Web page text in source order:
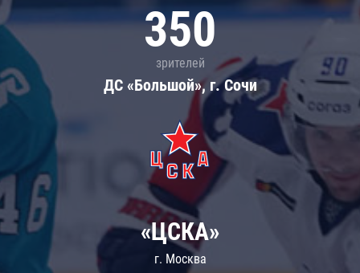
350
зрителей
ДС «Большой», г. Сочи
«ЦСКА»
г. Москва